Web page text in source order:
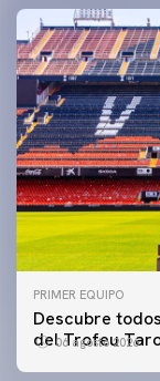
PRIMER EQUIPO
Descubre
del Trofeu
06 agosto 2026